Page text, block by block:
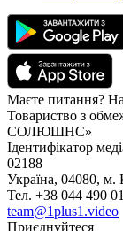
Маєте питання?
Товариство з
СОЛЮШНС»
Ідентифікатор
02188
Україна, 04080, м.
Тел. +38 044 490
team@1plus1.video
Приєднуйтеся